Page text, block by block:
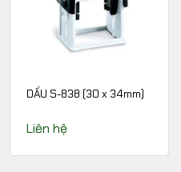
DẤU S-838 (30 x 34mm)
Liên hệ